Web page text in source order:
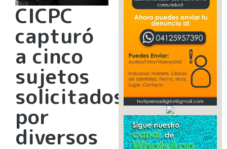
CICPC
capturó
a cinco
sujetos
solicitados
por
diversos